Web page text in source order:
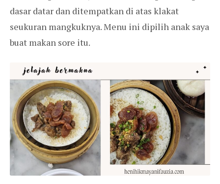
dasar datar dan ditempatkan di atas klakat
seukuran mangkuknya. Menu ini dipilih anak saya
buat makan sore itu.